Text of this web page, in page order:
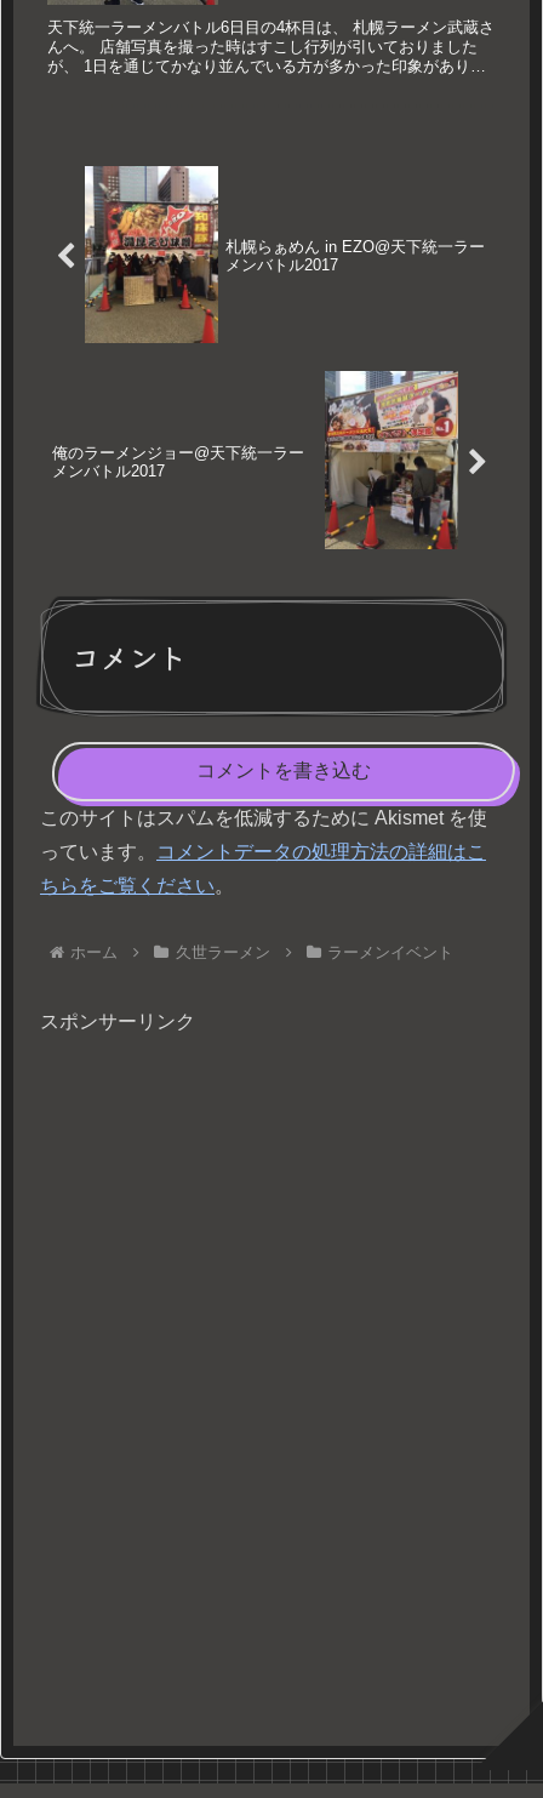
天下統一ラーメンバトル6日目の4杯目は、 札幌ラーメン武蔵さ
んへ。 店舗写真を撮った時はすこし行列が引いておりました
が、 1日を通じてかなり並んでいる方が多かった印象がありま
札幌らぁめん in EZO@天下統一ラー
メンバトル2017
俺のラーメンジョー@天下統一ラー
メンバトル2017
コメント
コメントを書き込む
このサイトはスパムを低減するために Akismet を使
っています。
コメントデータの処理方法の詳細はこ
ちらをご覧ください。
ホーム 久世ラーメン ラーメンイベント
スポンサーリンク